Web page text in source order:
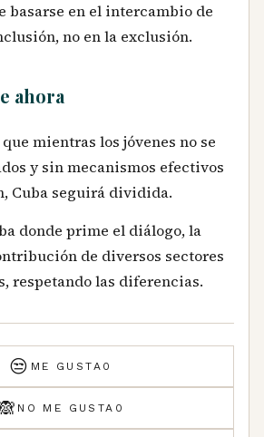
basarse en el intercambio de
no en la exclusión.
ahora
mientras los jóvenes no se
y sin mecanismos efectivos
Cuba seguirá dividida.
donde prime el diálogo, la
de diversos sectores
respetando las diferencias.
😒 ME GUSTA 0
NO ME GUSTA 0